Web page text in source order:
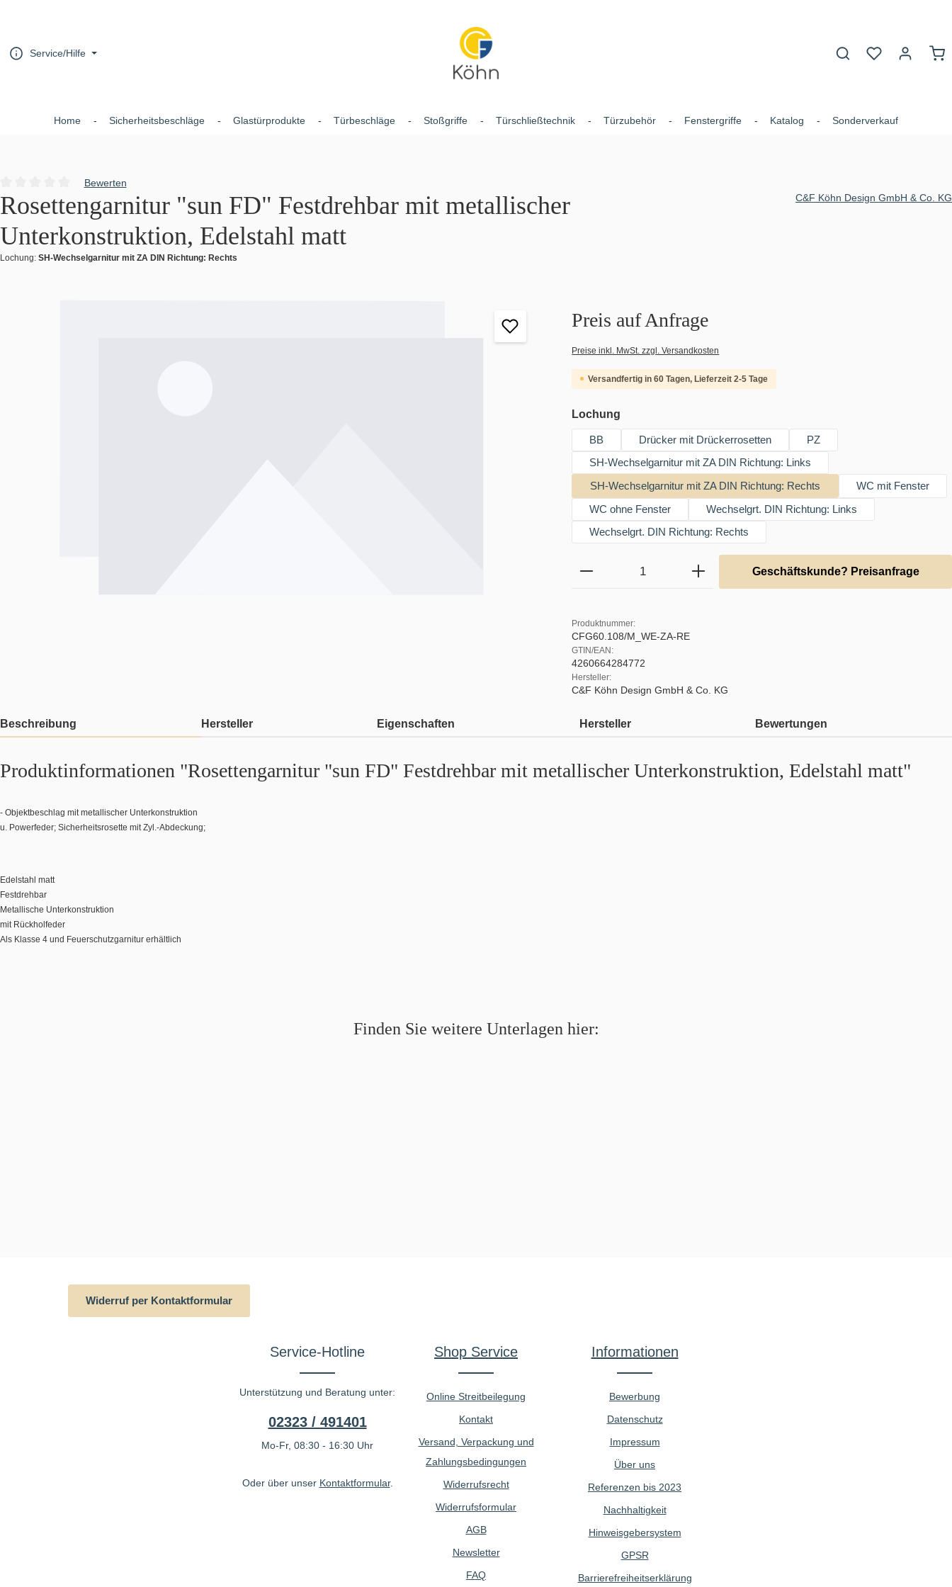
Service/Hilfe
Du hast 0
Home Sicherheitsbeschläge Glastürprodukte Türbeschläge Stoßgriffe Türschließtechnik Türzubehör Fenstergriffe Katalog Sonderverkauf
Durchschnittliche Bewertung von 0 von 5 Sternen
Bewerten
Rosettengarnitur "sun FD" Festdrehbar mit metallischer
Unterkonstruktion, Edelstahl matt
Lochung: SH-Wechselgarnitur mit ZA DIN Richtung: Rechts
C&F Köhn Design GmbH & Co. KG
Preis auf Anfrage
Preise inkl. MwSt. zzgl. Versandkosten
Versandfertig in 60 Tagen, Lieferzeit 2-5 Tage
Lochung
BB Drücker mit Drückerrosetten
PZ
SH-Wechselgarnitur mit ZA DIN Richtung: Links
SH-Wechselgarnitur mit ZA DIN Richtung: Rechts
WC mit Fenster
WC ohne Fenster
Wechselgrt. DIN Richtung: Links
Wechselgrt. DIN Richtung: Rechts
Produkt Anzahl: Gib den gewünschten Wert ein
Geschäftskunde? Preisanfrage
Produktnummer:
CFG60.108/M_WE-ZA-RE
GTIN/EAN:
4260664284772
Hersteller:
C&F Köhn Design GmbH & Co. KG
Beschreibung Hersteller Eigenschaften Hersteller Bewertungen
Produktinformationen "Rosettengarnitur "sun FD" Festdrehbar mit metallischer Unterkonstruktion, Edelstahl matt"
- Objektbeschlag mit metallischer Unterkonstruktion
u. Powerfeder; Sicherheitsrosette mit Zyl.-Abdeckung;
Edelstahl matt
Festdrehbar
Metallische Unterkonstruktion
mit Rückholfeder
Als Klasse 4 und Feuerschutzgarnitur erhältlich
Finden Sie weitere Unterlagen hier:
Widerruf per Kontaktformular
Service-Hotline
Unterstützung und Beratung unter:
02323 / 491401
Mo-Fr, 08:30 - 16:30 Uhr
Oder über unser Kontaktformular.
Shop Service
Online Streitbeilegung
Kontakt
Versand, Verpackung und
Zahlungsbedingungen
Widerrufsrecht
Widerrufsformular
AGB
Newsletter
FAQ
Informationen
Bewerbung
Datenschutz
Impressum
Über uns
Referenzen bis 2023
Nachhaltigkeit
Hinweisgebersystem
GPSR
Barrierefreiheitserklärung